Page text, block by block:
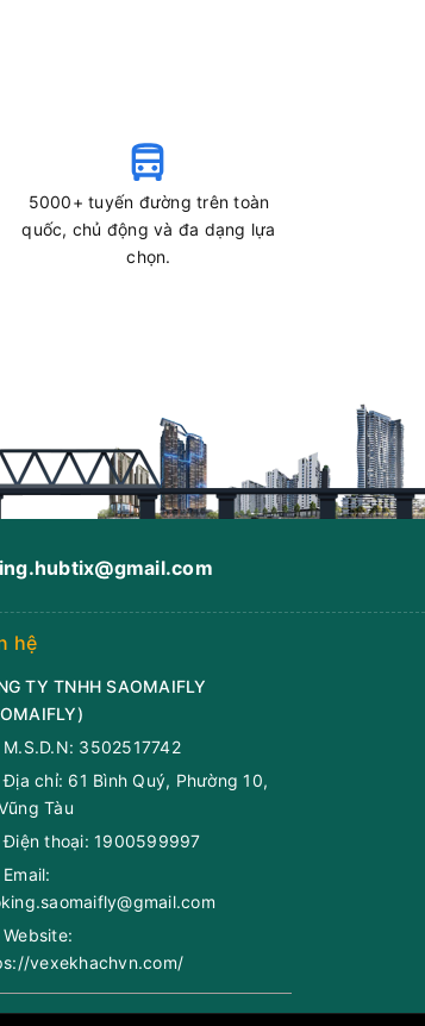
5000+ tuyến đường trên toàn
quốc, chủ động và đa dạng lựa
chọn.
hệ
TY TNHH SAOMAIFLY
)
M.S.D.N: 3502517742
Địa chỉ: 61 Bình Quý, Phường 10,
Tàu
Điện thoại: 1900599997
Email:
Website:
vexekhachvn.com/